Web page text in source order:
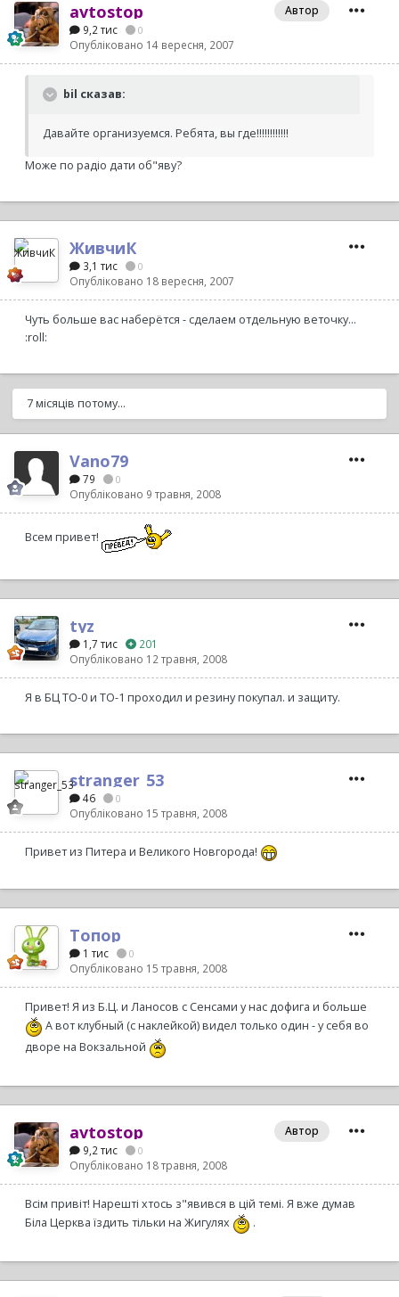
avtostop
9,2 тис 0
Опубліковано 14 вересня, 2007
Автор
bil сказав:
Давайте организуемся. Ребята, вы где!!!!!!!!!!!!
Може по радіо дати об"яву?
ЖивчиК
3,1 тис 0
Опубліковано 18 вересня, 2007
Чуть больше вас наберётся - сделаем отдельную веточку...
:roll:
7 місяців потому...
Vano79
79 0
Опубліковано 9 травня, 2008
Всем привет!
tyz
1,7 тис
201
Опубліковано 12 травня, 2008
Я в БЦ ТО-0 и ТО-1 проходил и резину покупал. и защиту.
stranger_53
46 0
Опубліковано 15 травня, 2008
Привет из Питера и Великого Новгорода!
Топор
1 тис 0
Опубліковано 15 травня, 2008
Привет! Я из Б.Ц. и Ланосов с Сенсами у нас дофига и больше
А вот клубный (с наклейкой) видел только один - у себя во
дворе на Вокзальной
avtostop
9,2 тис 0
Опубліковано 18 травня, 2008
Автор
Всім привіт! Нарешті хтось з"явився в цій темі. Я вже думав
Біла Церква їздить тільки на Жигулях
.